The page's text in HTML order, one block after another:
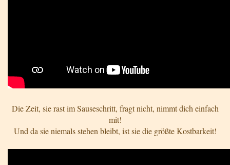
Die Zeit, sie rast im Sauseschritt, fragt nicht, nimmt dich einfach
mit!
Und da sie niemals stehen bleibt, ist sie die größte Kostbarkeit!